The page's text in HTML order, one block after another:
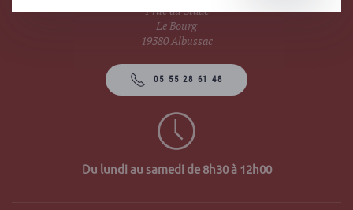
1 rue du Stade
Le Bourg
19380 Albussac
05 55 28 61 48
Du lundi au samedi de 8h30 à 12h00